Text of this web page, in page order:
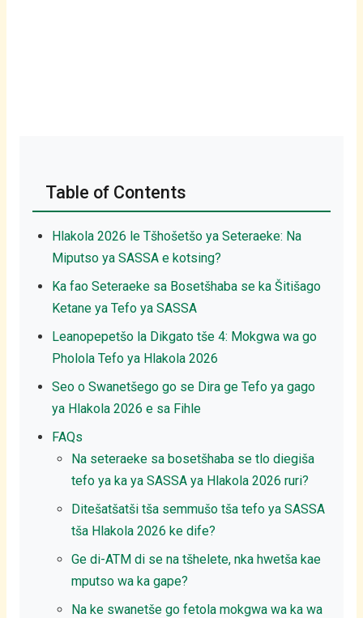
Table of Contents
Hlakola 2026 le Tšhošetšo ya Seteraeke: Na
Miputso ya SASSA e kotsing?
Ka fao Seteraeke sa Bosetšhaba se ka Šitišago
Ketane ya Tefo ya SASSA
Leanopepetšo la Dikgato tše 4: Mokgwa wa go
Pholola Tefo ya Hlakola 2026
Seo o Swanetšego go se Dira ge Tefo ya gago
ya Hlakola 2026 e sa Fihle
FAQs
Na seteraeke sa bosetšhaba se tlo diegiša
tefo ya ka ya SASSA ya Hlakola 2026 ruri?
Ditešatšatši tša semmušo tša tefo ya SASSA
tša Hlakola 2026 ke dife?
Ge di-ATM di se na tšhelete, nka hwetša kae
mputso wa ka gape?
Na ke swanetše go fetola mokgwa wa ka wa